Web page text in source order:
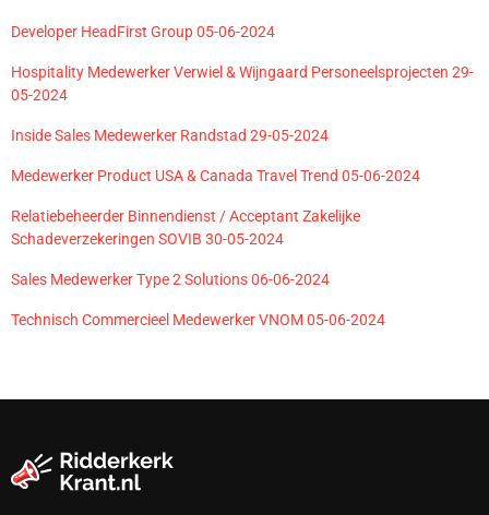
Developer HeadFirst Group 05-06-2024
Hospitality Medewerker Verwiel & Wijngaard Personeelsprojecten 29-
05-2024
Inside Sales Medewerker Randstad 29-05-2024
Medewerker Product USA & Canada Travel Trend 05-06-2024
Relatiebeheerder Binnendienst / Acceptant Zakelijke
Schadeverzekeringen SOVIB 30-05-2024
Sales Medewerker Type 2 Solutions 06-06-2024
Technisch Commercieel Medewerker VNOM 05-06-2024